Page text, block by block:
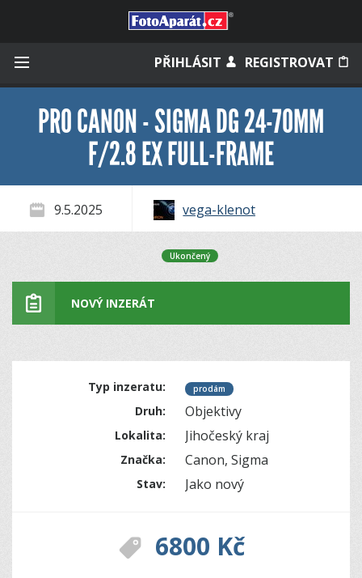
PŘIHLÁSIT REGISTROVAT
Zapamatovat
Zapomněli jste heslo?
PRO CANON - SIGMA DG 24-70MM
F/2.8 EX FULL-FRAME
9.5.2025 vega-klenot
Ukončený
NOVÝ INZERÁT
Typ inzeratu: prodám
Druh: Objektivy
Lokalita: Jihočeský kraj
Značka: Canon, Sigma
Stav: Jako nový
6800 Kč